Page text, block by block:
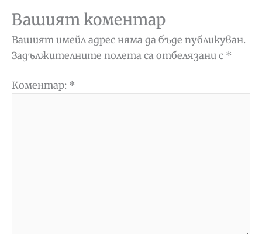
Вашият коментар
Вашият имейл адрес няма да бъде публикуван.
Задължителните полета са отбелязани с *
Коментар: *